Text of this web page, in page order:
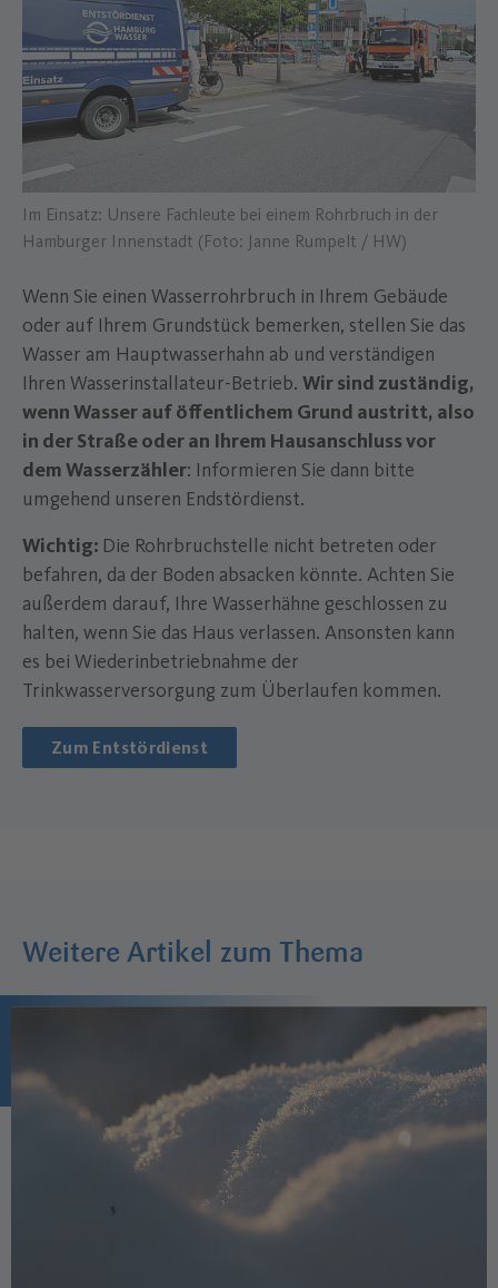
Im Einsatz: Unsere Fachleute bei einem Rohrbruch in der
Hamburger Innenstadt (Foto: Janne Rumpelt / HW)
Wenn Sie einen Wasserrohrbruch in Ihrem Gebäude
oder auf Ihrem Grundstück bemerken, stellen Sie das
Wasser am Hauptwasserhahn ab und verständigen
Ihren Wasserinstallateur-Betrieb. Wir sind zuständig,
wenn Wasser auf öffentlichem Grund austritt, also
in der Straße oder an Ihrem Hausanschluss vor
dem Wasserzähler: Informieren Sie dann bitte
umgehend unseren Endstördienst.
Wichtig: Die Rohrbruchstelle nicht betreten oder
befahren, da der Boden absacken könnte. Achten Sie
außerdem darauf, Ihre Wasserhähne geschlossen zu
halten, wenn Sie das Haus verlassen. Ansonsten kann
es bei Wiederinbetriebnahme der
Trinkwasserversorgung zum Überlaufen kommen.
Zum Entstördienst
Weitere Artikel zum Thema